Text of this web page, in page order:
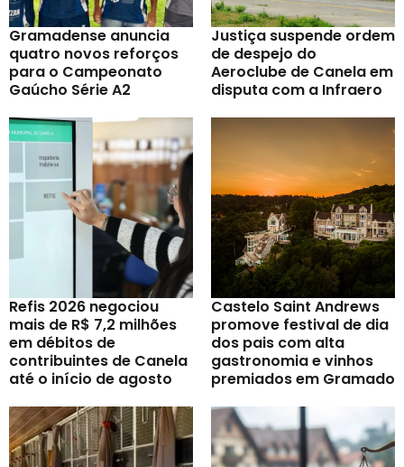
Gramadense anuncia
quatro novos reforços
para o Campeonato
Gaúcho Série A2
Justiça suspende ordem
de despejo do
Aeroclube de Canela em
disputa com a Infraero
Refis 2026 negociou
mais de R$ 7,2 milhões
em débitos de
contribuintes de Canela
até o início de agosto
Castelo Saint Andrews
promove festival de dia
dos pais com alta
gastronomia e vinhos
premiados em Gramado